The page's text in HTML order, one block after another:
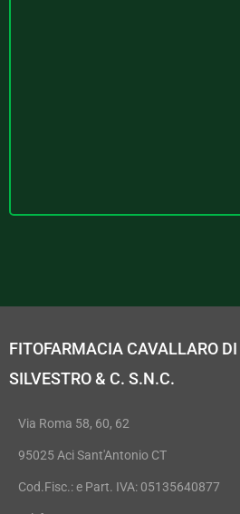
FITOFARMACIA CAVALLARO
SILVESTRO & C. S.N.C.
Via Roma 58, 60, 62
95025 Aci Sant'Antonio CT
Cod.Fisc.: e Part. IVA: 05135640877